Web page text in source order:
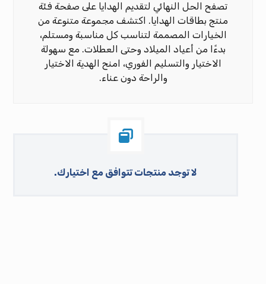
تصفح الحل النهائي لتقديم الهدايا على صفحة فئة
منتج بطاقات الهدايا. اكتشف مجموعة متنوعة من
الخيارات المصممة لتناسب كل مناسبة ومستلم،
بدءًا من أعياد الميلاد وحتى العطلات. مع سهولة
الاختيار والتسليم الفوري، امنح الهدية الاختيار
والراحة دون عناء.
لا توجد منتجات تتوافق مع اختيارك.